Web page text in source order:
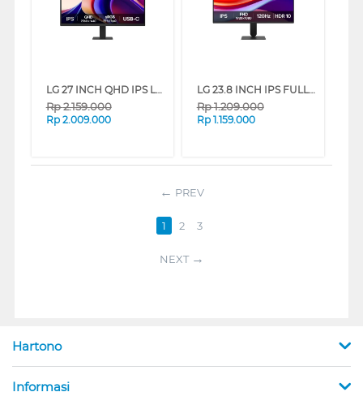
LG 27 INCH QHD IPS LED MONITOR 27U631A-B_G3
Rp2.159.000
Rp 2.009.000
LG 23.8 INCH IPS FULL HD LED MONITOR 24U411A-B_G3
Rp1.209.000
Rp 1.159.000
PREV
1 2 3
NEXT
Hartono
Informasi